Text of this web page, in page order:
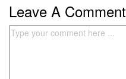
Leave A Comment